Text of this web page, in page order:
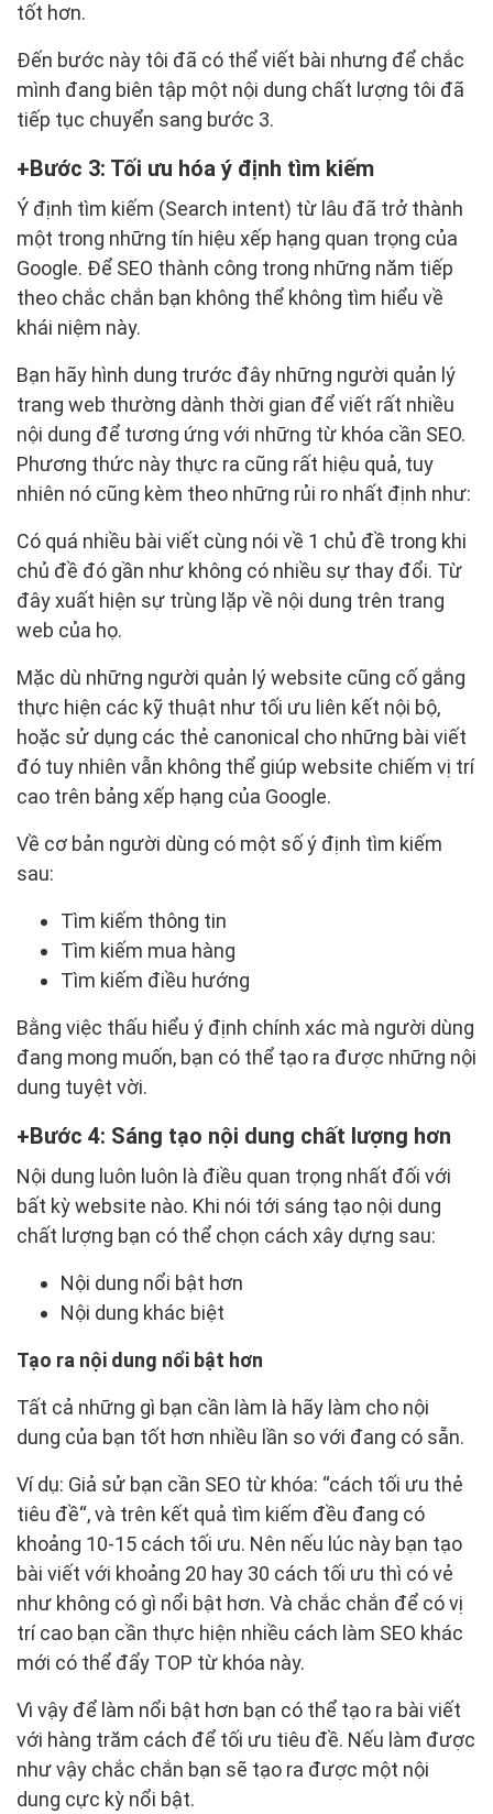
tốt hơn.
Đến bước này tôi đã có thể viết bài nhưng để chắc
mình đang biên tập một nội dung chất lượng tôi đã
tiếp tục chuyển sang bước 3.
Bước 3: Tối ưu hóa ý định tìm kiếm
Ý định tìm kiếm (Search intent) từ lâu đã trở thành
một trong những tín hiệu xếp hạng quan trọng của
Google. Để SEO thành công trong những năm tiếp
theo chắc chắn bạn không thể không tìm hiểu về
khái niệm này.
Bạn hãy hình dung trước đây những người quản lý
trang web thường dành thời gian để viết rất nhiều
nội dung để tương ứng với những từ khóa cần SEO.
Phương thức này thực ra cũng rất hiệu quả, tuy
nhiên nó cũng kèm theo những rủi ro nhất định như:
Có quá nhiều bài viết cùng nói về 1 chủ đề trong khi
chủ đề đó gần như không có nhiều sự thay đổi. Từ
đây xuất hiện sự trùng lặp về nội dung trên trang
web của họ.
Mặc dù những người quản lý website cũng cố gắng
thực hiện các kỹ thuật như tối ưu liên kết nội bộ,
hoặc sử dụng các thẻ canonical cho những bài viết
đó tuy nhiên vẫn không thể giúp website chiếm vị trí
cao trên bảng xếp hạng của Google.
Về cơ bản người dùng có một số ý định tìm kiếm
sau:
Tìm kiếm thông tin
Tìm kiếm mua hàng
Tìm kiếm điều hướng
Bằng việc thấu hiểu ý định chính xác mà người dùng
đang mong muốn, bạn có thể tạo ra được những nội
dung tuyệt vời.
Bước 4: Sáng tạo nội dung chất lượng hơn
Nội dung luôn luôn là điều quan trọng nhất đối với
bất kỳ website nào. Khi nói tới sáng tạo nội dung
chất lượng bạn có thể chọn cách xây dựng sau:
Nội dung nổi bật hơn
Nội dung khác biệt
Tạo ra nội dung nổi bật hơn
Tất cả những gì bạn cần làm là hãy làm cho nội
dung của bạn tốt hơn nhiều lần so với đang có sẵn.
Ví dụ: Giả sử bạn cần SEO từ khóa: “cách tối ưu thẻ
tiêu đề“, và trên kết quả tìm kiếm đều đang có
khoảng 10-15 cách tối ưu. Nên nếu lúc này bạn tạo
bài viết với khoảng 20 hay 30 cách tối ưu thì có vẻ
như không có gì nổi bật hơn. Và chắc chắn để có vị
trí cao bạn cần thực hiện nhiều cách làm SEO khác
mới có thể đẩy TOP từ khóa này.
Vì vậy để làm nổi bật hơn bạn có thể tạo ra bài viết
với hàng trăm cách để tối ưu tiêu đề. Nếu làm được
như vậy chắc chắn bạn sẽ tạo ra được một nội
dung cực kỳ nổi bật.